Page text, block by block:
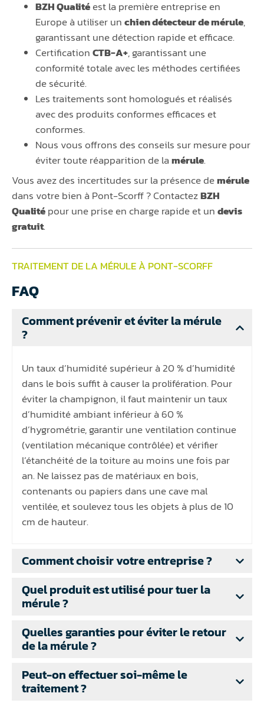
BZH Qualitéest la première entreprise en
Europe à utiliser unchien détecteur de mérule,
garantissant une détection rapide et efficace.
CertificationCTB-A+, garantissant une
conformité totale avec les méthodes certifiées
de sécurité.
Les traitements sont homologués et réalisés
avec des produits conformes efficaces et
conformes.
Nous vous offrons des conseils sur mesure pour
éviter toute réapparition de lamérule.
Vous avez des incertitudes sur la présence demérule
dans votre bien à Pont-Scorff ? ContactezBZH
Qualitépour une prise en charge rapide et undevis
gratuit.
TRAITEMENT DE LA MÉRULE À PONT-SCORFF
FAQ
Comment prévenir et éviter la mérule
?
Un taux d’humidité supérieur à 20 % d’humidité
dans le bois suffit à causer la prolifération. Pour
éviter la champignon, il faut maintenir un taux
d’humidité ambiant inférieur à 60 %
d’hygrométrie, garantir une ventilation continue
(ventilation mécanique contrôlée) et vérifier
l’étanchéité de la toiture au moins une fois par
an. Ne laissez pas de matériaux en bois,
contenants ou papiers dans une cave mal
ventilée, et soulevez tous les objets à plus de 10
cm de hauteur.
Comment choisir votre entreprise ?
Quel produit est utilisé pour tuer la
mérule ?
Quelles garanties pour éviter le retour
de la mérule ?
Peut-on effectuer soi-même le
traitement ?